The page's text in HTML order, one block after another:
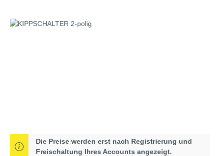
Bildergalerie überspringen
Die Preise werden erst nach Registrierung und
Freischaltung Ihres Accounts angezeigt.